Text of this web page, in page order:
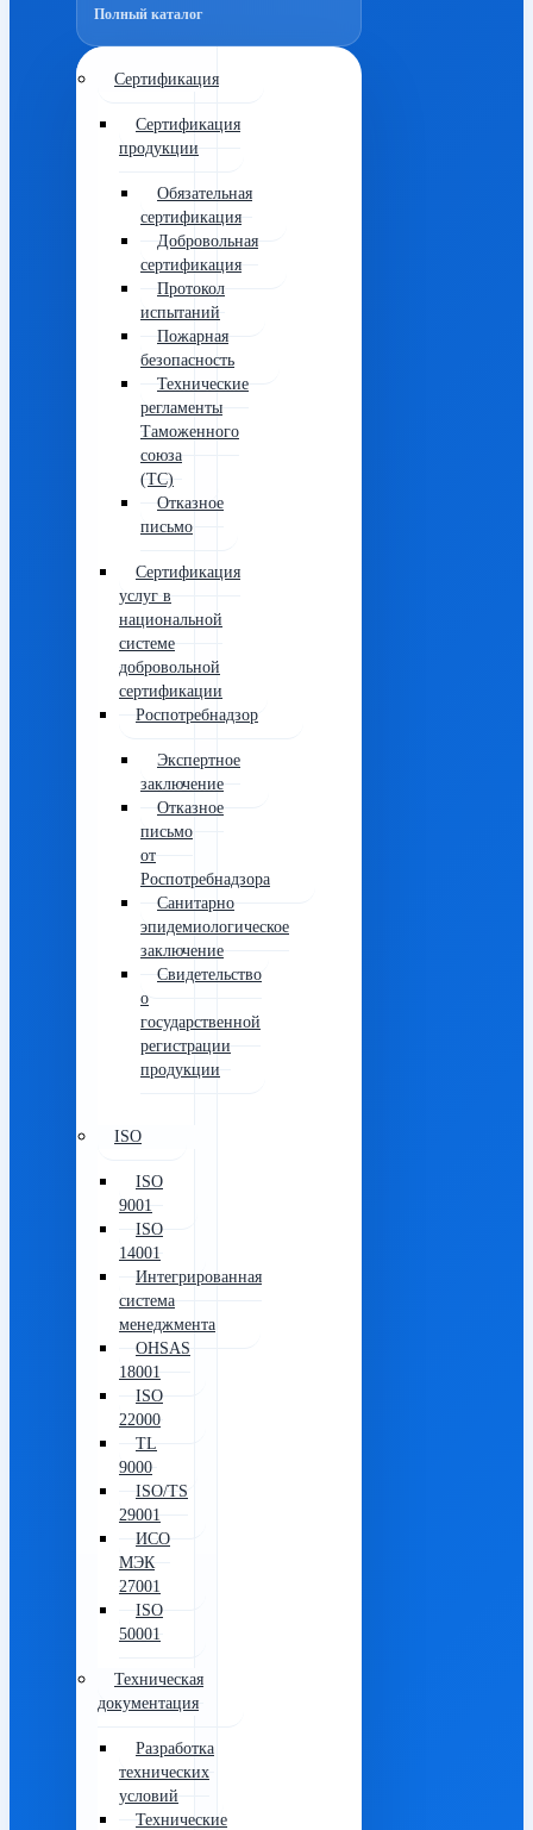
Полный каталог
Сертификация
Сертификация
продукции
Обязательная
сертификация
Добровольная
сертификация
Протокол
испытаний
Пожарная
безопасность
Технические
регламенты
Таможенного
союза
(ТС)
Отказное
письмо
Сертификация
услуг в
национальной
системе
добровольной
сертификации
Роспотребнадзор
Экспертное
заключение
Отказное
письмо
от
Роспотребнадзора
Санитарно
эпидемиологическое
заключение
Свидетельство
о
государственной
регистрации
продукции
ISO
ISO
9001
ISO
14001
Интегрированная
система
менеджмента
OHSAS
18001
ISO
22000
TL
9000
ISO/TS
29001
ИСО
МЭК
27001
ISO
50001
Техническая
документация
Разработка
технических
условий
Технические